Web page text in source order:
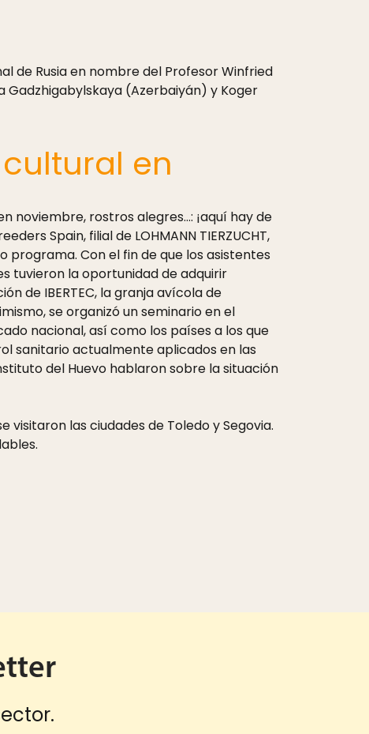
de Rusia en nombre del Profesor Winfried
Gadzhigabylskaya (Azerbaiyán) y Koger
en
noviembre, rostros alegres…: ¡aquí hay de
Spain, filial de LOHMANN TIERZUCHT,
programa. Con el fin de que los asistentes
tuvieron la oportunidad de adquirir
de IBERTEC, la granja avícola de
se organizó un seminario en el
nacional, así como los países a los que
sanitario actualmente aplicados en las
del Huevo hablaron sobre la situación
visitaron las ciudades de Toledo y Segovia.